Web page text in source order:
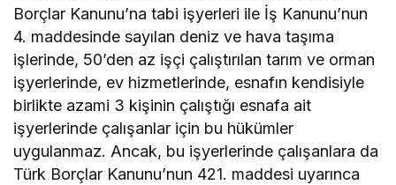
Borçlar Kanunu’na tabi işyerleri ile İş Kanunu’nun
4. maddesinde sayılan deniz ve hava taşıma
işlerinde, 50’den az işçi çalıştırılan tarım ve orman
işyerlerinde, ev hizmetlerinde, esnafın kendisiyle
birlikte azami 3 kişinin çalıştığı esnafa ait
işyerlerinde çalışanlar için bu hükümler
uygulanmaz. Ancak, bu işyerlerinde çalışanlara da
Türk Borçlar Kanunu’nun 421. maddesi uyarınca